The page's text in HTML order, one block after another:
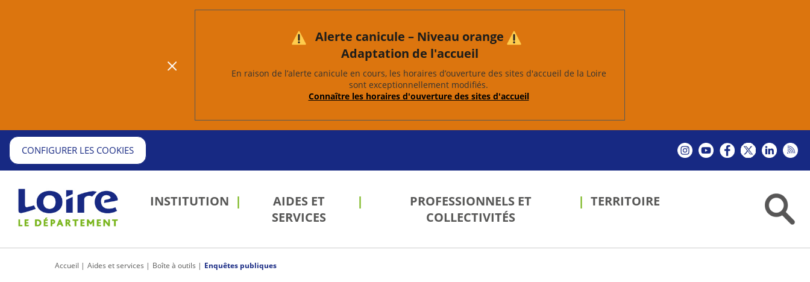
Alerte canicule – Niveau orange
Adaptation de l'accueil
En raison de l’alerte canicule en cours, les horaires d’ouverture des sites d'accueil de la Loire
sont exceptionnellement modifiés.
Connaître les horaires d'ouverture des sites d'accueil
CONFIGURER LES COOKIES
INSTITUTION
AIDES ET
SERVICES
PROFESSIONNELS ET
COLLECTIVITÉS
TERRITOIRE
Accueil Aides et services Boîte à outils Enquêtes publiques